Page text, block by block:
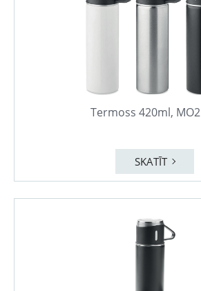
Termoss 420ml,
SKATĪT